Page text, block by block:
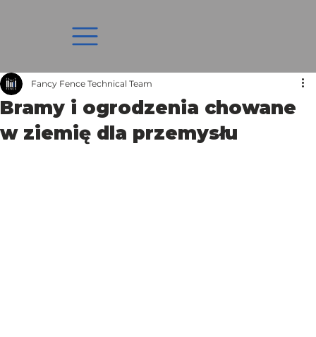
Bramy i ogrodzenia chowane
w ziemię dla przemysłu
Fancy Fence Technical Team